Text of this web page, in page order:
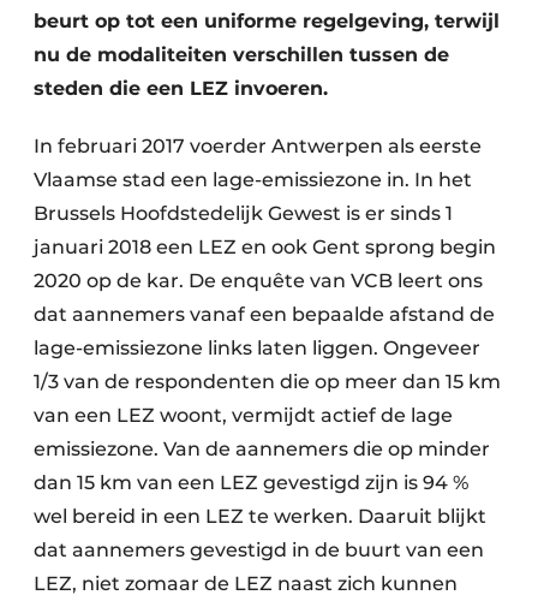
beurt op tot een uniforme regelgeving, terwijl
nu de modaliteiten verschillen tussen de
steden die een LEZ invoeren.
In februari 2017 voerder Antwerpen als eerste
Vlaamse stad een lage-emissiezone in. In het
Brussels Hoofdstedelijk Gewest is er sinds 1
januari 2018 een LEZ en ook Gent sprong begin
2020 op de kar. De enquête van VCB leert ons
dat aannemers vanaf een bepaalde afstand de
lage-emissiezone links laten liggen. Ongeveer
1/3 van de respondenten die op meer dan 15 km
van een LEZ woont, vermijdt actief de lage
emissiezone. Van de aannemers die op minder
dan 15 km van een LEZ gevestigd zijn is 94 %
wel bereid in een LEZ te werken. Daaruit blijkt
dat aannemers gevestigd in de buurt van een
LEZ, niet zomaar de LEZ naast zich kunnen